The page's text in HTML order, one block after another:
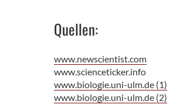
Quellen:
www.newscientist.com
www.scienceticker.info
www.biologie.uni-ulm.de (1)
www.biologie.uni-ulm.de (2)